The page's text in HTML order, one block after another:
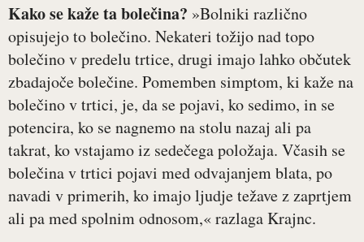
Kako se kaže ta bolečina? »Bolniki različno
opisujejo to bolečino. Nekateri tožijo nad topo
bolečino v predelu trtice, drugi imajo lahko občutek
zbadajoče bolečine. Pomemben simptom, ki kaže na
bolečino v trtici, je, da se pojavi, ko sedimo, in se
potencira, ko se nagnemo na stolu nazaj ali pa
takrat, ko vstajamo iz sedečega položaja. Včasih se
bolečina v trtici pojavi med odvajanjem blata, po
navadi v primerih, ko imajo ljudje težave z zaprtjem
ali pa med spolnim odnosom,« razlaga Krajnc.